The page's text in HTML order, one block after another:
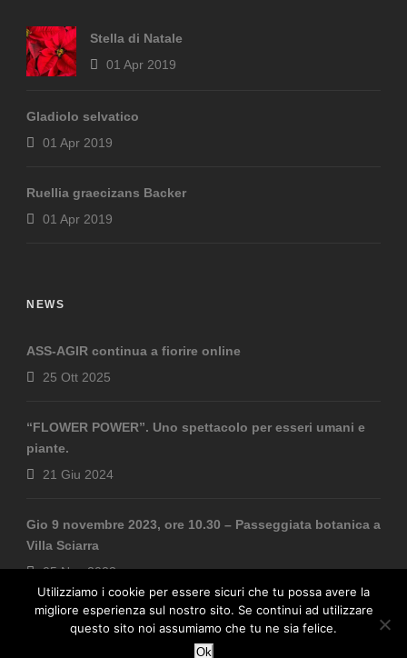
Stella di Natale
01 Apr 2019
Gladiolo selvatico
01 Apr 2019
Ruellia graecizans Backer
01 Apr 2019
NEWS
ASS-AGIR continua a fiorire online
25 Ott 2025
“FLOWER POWER”. Uno spettacolo per esseri umani e
piante.
21 Giu 2024
Gio 9 novembre 2023, ore 10.30 – Passeggiata botanica a
Villa Sciarra
05 Nov 2023
Utilizziamo i cookie per essere sicuri che tu possa avere la
migliore esperienza sul nostro sito. Se continui ad utilizzare
questo sito noi assumiamo che tu ne sia felice.
Ok